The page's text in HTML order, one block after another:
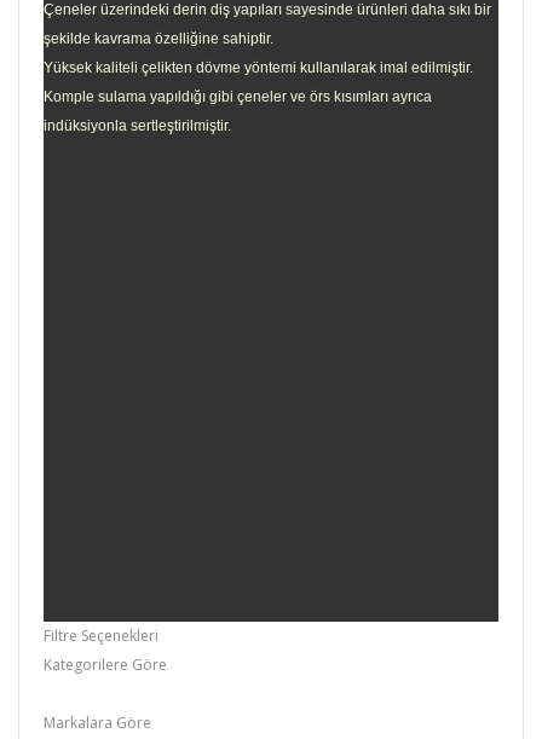
Çeneler üzerindeki derin diş yapıları sayesinde ürünleri daha sıkı bir
şekilde kavrama özelliğine sahiptir.
Yüksek kaliteli çelikten dövme yöntemi kullanılarak imal edilmiştir.
Komple sulama yapıldığı gibi çeneler ve örs kısımları ayrıca
indüksiyonla sertleştirilmiştir.
Filtre Seçenekleri
Kategorilere Göre
Markalara Göre